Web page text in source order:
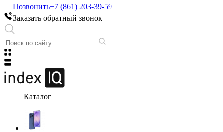
Позвонить+7 (861) 203-39-59
Заказать обратный звонок
Каталог